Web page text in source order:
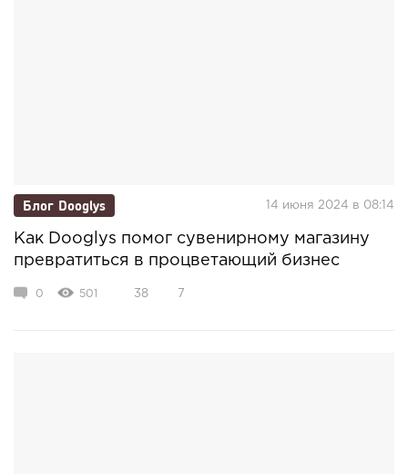
Блог Dooglys 14 июня 2024 в 08:14
Как Dooglys помог сувенирному магазину
превратиться в процветающий бизнес
0 501 38 7